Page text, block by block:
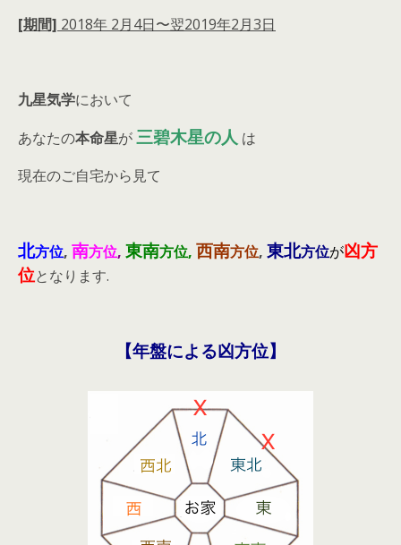
[期間] 2018年 2月4日〜翌2019年2月3日
九星気学において
あなたの本命星が三碧木星の人 は
現在のご自宅から見て
北方位, 南方位, 東南方位, 西南方位, 東北方位が凶方
位となります.
【年盤による凶方位】